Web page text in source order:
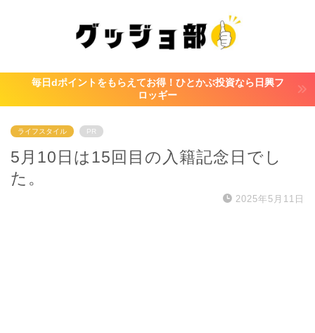
毎日dポイントをもらえてお得！ひとかぶ投資なら日興フ
ロッギー
ライフスタイル PR
5月10日は15回目の入籍記念日でし
た。
2025年5月11日